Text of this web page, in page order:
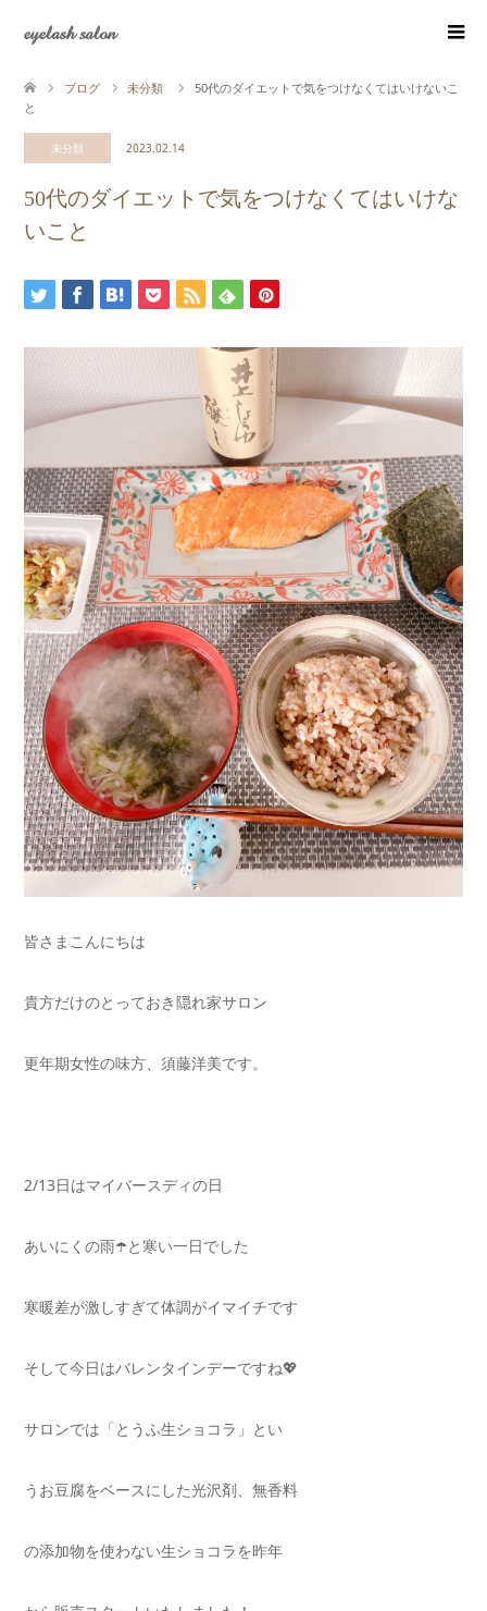
eyelash salon
ブログ 未分類
50代のダイエットで気をつけなくてはいけないこ
と
未分類 2023.02.14
50代のダイエットで気をつけなくてはいけな
いこと
皆さまこんにちは
貴方だけのとっておき隠れ家サロン
更年期女性の味方、須藤洋美です。
2/13日はマイバースディの日
あいにくの雨☂️と寒い一日でした
寒暖差が激しすぎて体調がイマイチです
そして今日はバレンタインデーですね💖
サロンでは「とうふ生ショコラ」とい
うお豆腐をベースにした光沢剤、無香料
の添加物を使わない生ショコラを昨年